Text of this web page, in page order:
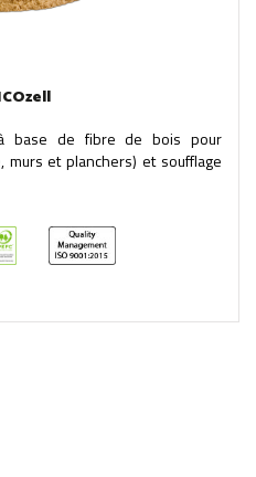
base de fibre de bois pour
et planchers) et soufflage